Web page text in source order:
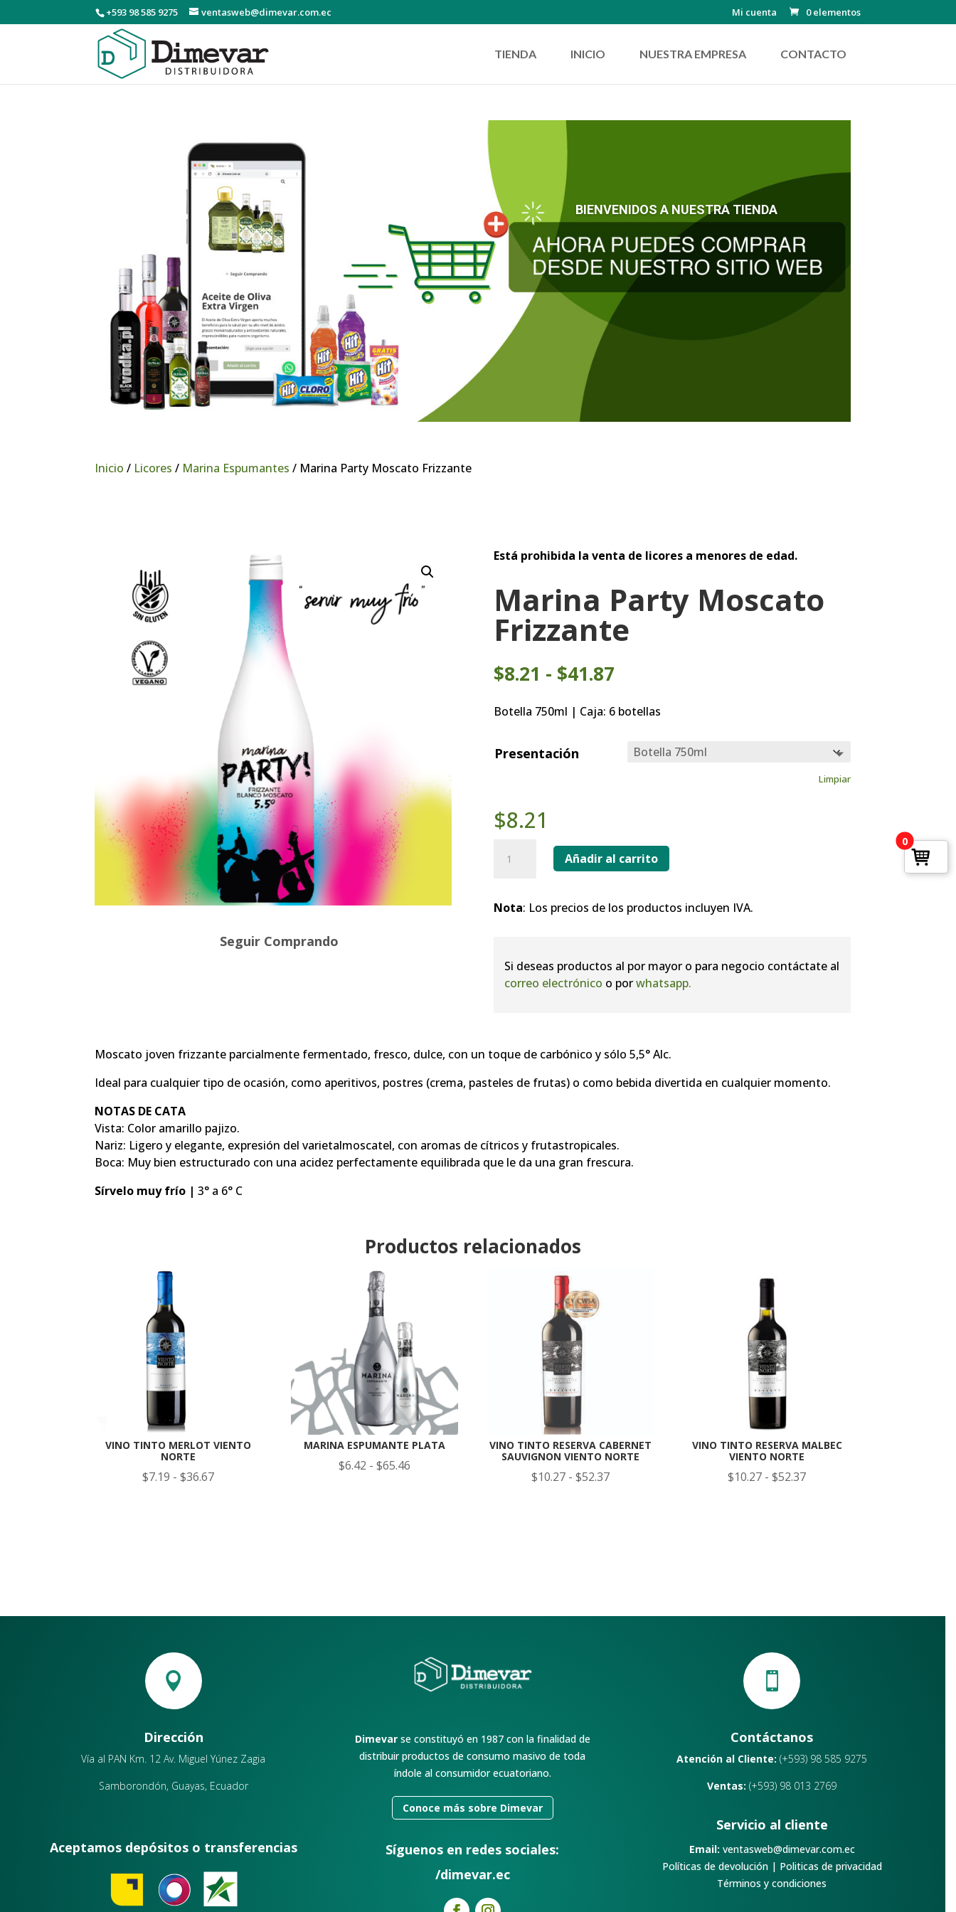
+593 98 585 9275 ventasweb@dimevar.com.ec Mi cuenta 0 elementos
TIENDA INICIO NUESTRA EMPRESA CONTACTO
BIENVENIDOS A NUESTRA TIENDA
Inicio / Licores / Marina Espumantes / Marina Party Moscato Frizzante
Seguir Comprando
Está prohibida la venta de licores a menores de edad.
Marina Party Moscato
Frizzante
$8.21 - $41.87Rango
precios:
desde
$8.21
hasta
Botella 750ml | Caja: 6 botellas
Presentación
Limpiar
$8.21
Party
cantidad
Añadir al carrito
Nota: Los precios de los productos incluyen IVA.
Si deseas productos al por mayor o para negocio contáctate al
correo electrónico o porwhatsapp.
Moscato joven frizzante parcialmente fermentado, fresco, dulce, con un toque de carbónico y sólo 5,5° Alc.
Ideal para cualquier tipo de ocasión, como aperitivos, postres (crema, pasteles de frutas) o como bebida divertida en cualquier momento.
NOTAS DE CATA
Vista: Color amarillo pajizo.
Nariz: Ligero y elegante, expresión del varietalmoscatel, con aromas de cítricos y frutastropicales.
Boca: Muy bien estructurado con una acidez perfectamente equilibrada que le da una gran frescura.
Sírvelo muy frío | 3° a 6° C
Productos relacionados
VINO TINTO MERLOT VIENTO
NORTE
$7.19 - $36.67Rango
MARINA ESPUMANTE PLATA
$6.42 - $65.46
VINO TINTO RESERVA CABERNET
SAUVIGNON VIENTO NORTE
$10.27 - $52.37Rango
VINO TINTO RESERVA MALBEC
VIENTO NORTE
$10.27 - $52.37Rango

Dirección
Vía al PAN Km. 12 Av. Miguel Yúnez Zagia
Samborondón, Guayas, Ecuador
Aceptamos depósitos o transferencias
Dimevarse constituyó en 1987 con la finalidad de
distribuir productos de consumo masivo de toda
índole al consumidor ecuatoriano.
Conoce más sobre Dimevar
Síguenos en redes sociales:
/dimevar.ec

Contáctanos
Atención al Cliente: (+593) 98 585 9275
Ventas:(+593) 98 013 2769
Servicio al cliente
Email: ventasweb@dimevar.com.ec
Políticas de devolución| Politicas de privacidad
Términos y condiciones
0